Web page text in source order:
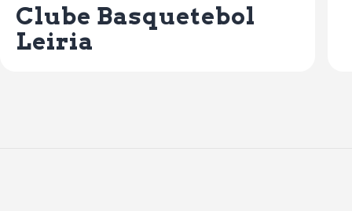
Clube Basquetebol
Leiria